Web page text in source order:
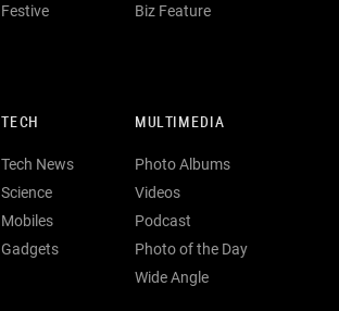
Festive
Biz Feature
TECH
Tech News
Science
Mobiles
Gadgets
MULTIMEDIA
Photo Albums
Videos
Podcast
Photo of the Day
Wide Angle